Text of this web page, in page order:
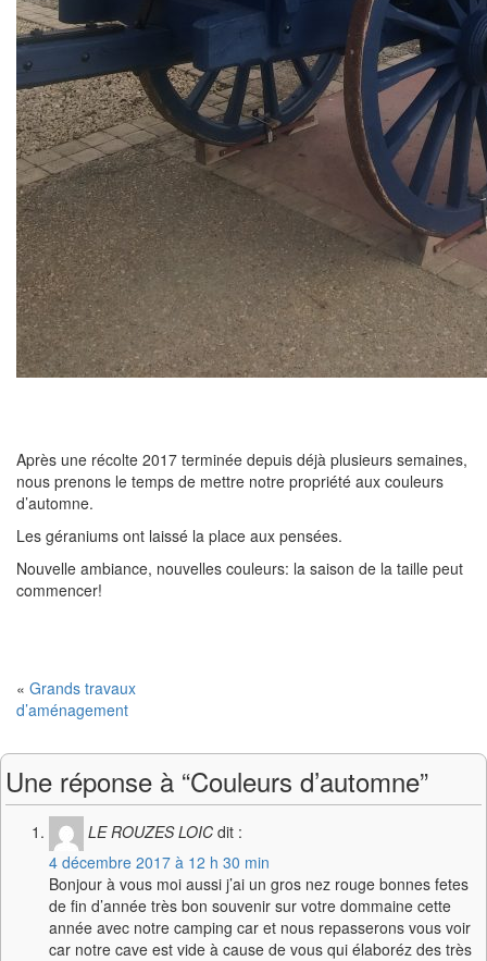
Après une récolte 2017 terminée depuis déjà plusieurs semaines,
nous prenons le temps de mettre notre propriété aux couleurs
d’automne.
Les géraniums ont laissé la place aux pensées.
Nouvelle ambiance, nouvelles couleurs: la saison de la taille peut
commencer!
« Grands travaux
d’aménagement
Une réponse à “Couleurs d’automne”
LE ROUZES LOIC dit :
4 décembre 2017 à 12 h 30 min
Bonjour à vous moi aussi j’ai un gros nez rouge bonnes fetes
de fin d’année très bon souvenir sur votre dommaine cette
année avec notre camping car et nous repasserons vous voir
car notre cave est vide à cause de vous qui élaboréz des très